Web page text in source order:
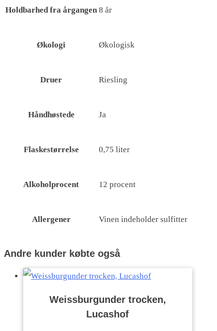
Holdbarhed fra årgangen 8 år
Økologi Økologisk
Druer Riesling
Håndhøstede Ja
Flaskestørrelse 0,75 liter
Alkoholprocent 12 procent
Allergener Vinen indeholder sulfitter
Andre kunder købte også
Weissburgunder trocken,
Lucashof